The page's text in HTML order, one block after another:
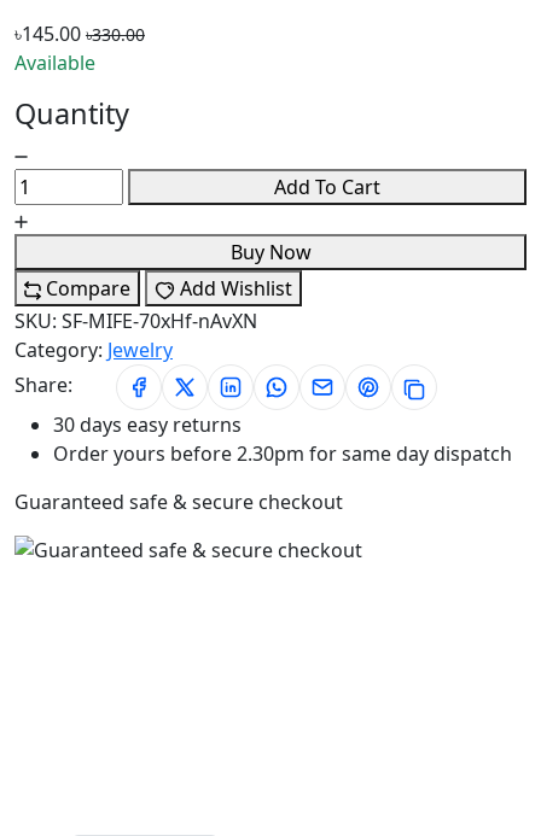
৳145.00 ৳330.00
Available
Quantity
Add To Cart
Buy Now
Compare
Add Wishlist
SKU: SF-MIFE-70xHf-nAvXN
Category: Jewelry
Share:
30 days easy returns
Order yours before 2.30pm for same day dispatch
Guaranteed safe & secure checkout